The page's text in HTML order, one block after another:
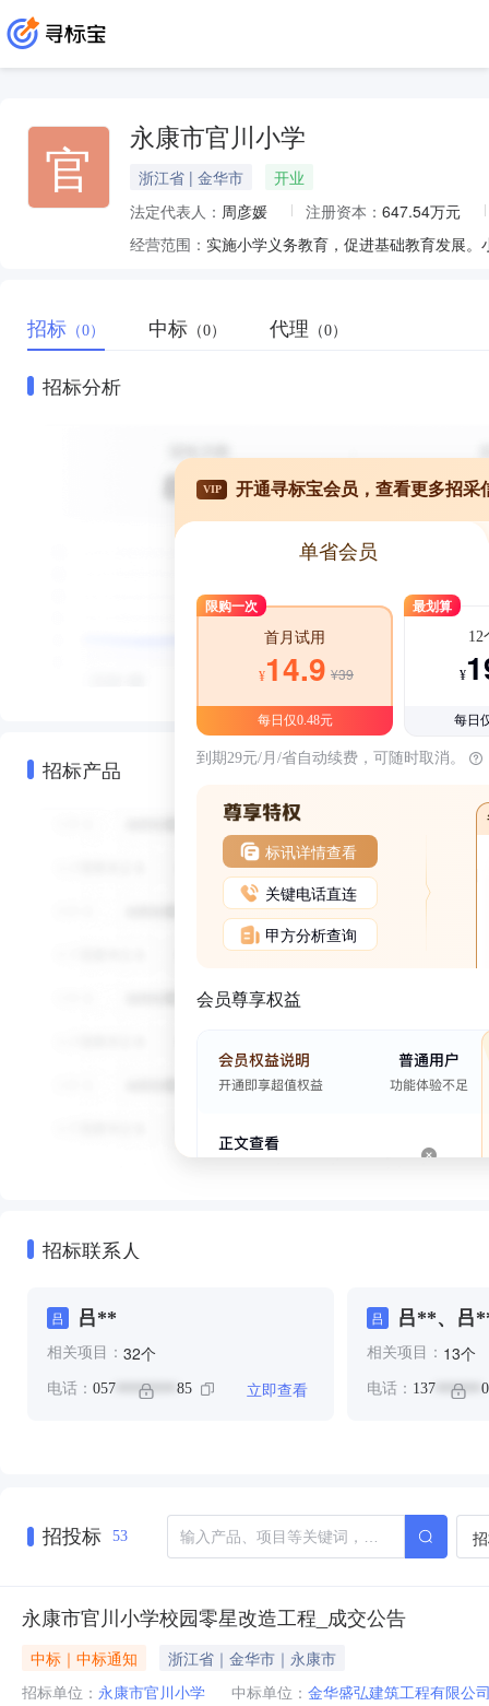
官 永康市官川小学
浙江省 | 金华市
开业
法定代表人： 周彦媛 注册资本： 647.54万元
经营范围： 实施小学义务教育，促进基础教育发展
招标 （0） 中标 （0） 代理 （0）
招标分析
招标产品
VIP 开通寻标宝会员，查看更多招采
单省会员
限购一次
首月试用
¥14.9 ¥39
每日仅0.48元
最划算
12
¥
每日
到期29元/月/省自动续费，可随时取消。
标讯详情查看
关键电话直连
甲方分析查询
会员尊享权益
招标联系人
吕 吕**
相关项目： 32个
电话： 057 ******** 85 立即查看
吕 吕**、吕
相关项目： 13个
电话： 137 ******
招投标 53
永康市官川小学校园零星改造工程_成交公告
中标｜中标通知
浙江省｜金华市｜永康市
招标单位： 永康市官川小学 中标单位： 金华盛弘建筑工程有限公